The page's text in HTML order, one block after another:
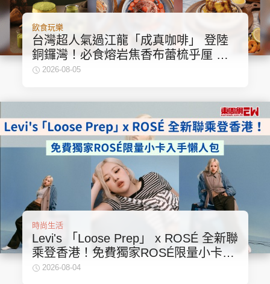
飲食玩樂
台灣超人氣過江龍「成真咖啡」 登陸
銅鑼灣！必食熔岩焦香布蕾梳乎厘 冠
軍氮氣咖啡！
2026-08-05
時尚生活
Levi's 「Loose Prep」 x ROSÉ 全新聯
乘登香港！免費獨家ROSÉ限量小卡入
手懶人包
2026-08-04